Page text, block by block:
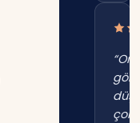
çok